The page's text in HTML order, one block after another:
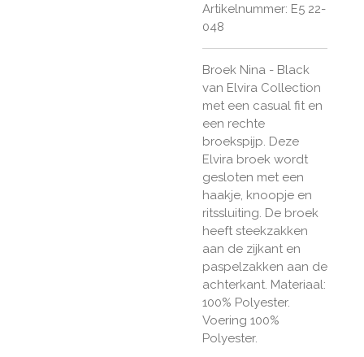
Artikelnummer: E5 22-
048
Broek Nina - Black
van Elvira Collection
met een casual fit en
een rechte
broekspijp. Deze
Elvira broek wordt
gesloten met een
haakje, knoopje en
ritssluiting. De broek
heeft steekzakken
aan de zijkant en
paspelzakken aan de
achterkant. Materiaal:
100% Polyester.
Voering 100%
Polyester.